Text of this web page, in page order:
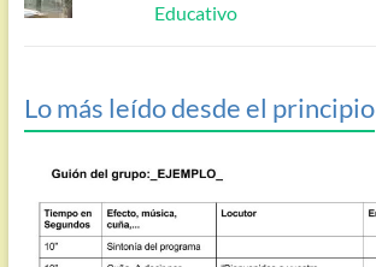
Educativo
Lo más leído desde el principio